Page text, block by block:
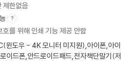
제한없음
호를 위해 인쇄 기능 제공 안함
윈도우 - 4K 모니터 미지원),아이폰,아이
이드폰,안드로이드패드,전자책단말기(저